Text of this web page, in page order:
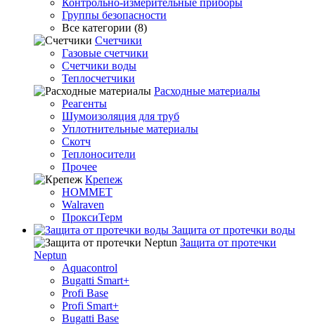
Контрольно-измерительные приборы
Группы безопасности
Все категории (8)
Счетчики
Газовые счетчики
Счетчики воды
Теплосчетчики
Расходные материалы
Реагенты
Шумоизоляция для труб
Уплотнительные материалы
Скотч
Теплоносители
Прочее
Крепеж
HOMMET
Walraven
ПроксиТерм
Защита от протечки воды
Защита от протечки
Neptun
Aquacontrol
Bugatti Smart+
Profi Base
Profi Smart+
Bugatti Base